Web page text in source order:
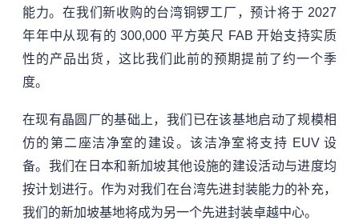
能力。在我们新收购的台湾铜锣工厂，预计将于 2027
年年中从现有的 300,000 平方英尺 FAB 开始支持实质
性的产品出货，这比我们此前的预期提前了约一个季
度。
在现有晶圆厂的基础上，我们已在该基地启动了规模相
仿的第二座洁净室的建设。该洁净室将支持 EUV 设
备。我们在日本和新加坡其他设施的建设活动与进度均
按计划进行。作为对我们在台湾先进封装能力的补充，
我们的新加坡基地将成为另一个先进封装卓越中心。